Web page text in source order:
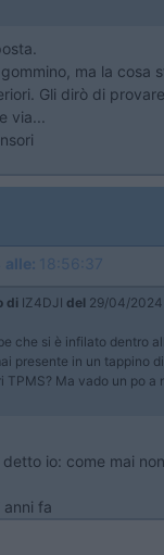
ma la cosa
Gli dirò di
via...
alle: 18:56:37
di IZ4DJI del 29/04/2024
che si è infilato dentro
presente in un tappino
TPMS? Ma vado un po a
io: come mai
anni fa